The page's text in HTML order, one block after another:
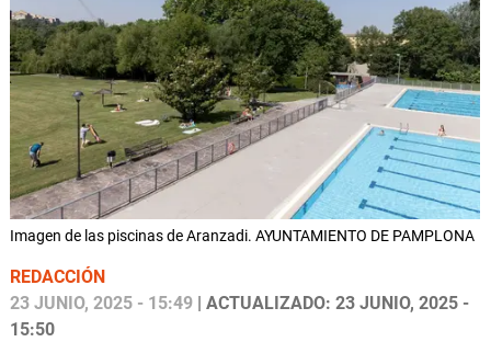
Imagen de las piscinas de Aranzadi. AYUNTAMIENTO DE PAMPLONA
REDACCIÓN
23 JUNIO, 2025 - 15:49 | ACTUALIZADO: 23 JUNIO, 2025 -
15:50